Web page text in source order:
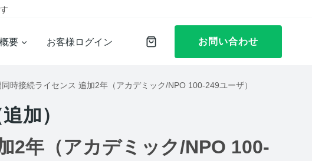
要 お客様ログイン お問い合わせ
時接続ライセンス 追加2年（アカデミック/NPO 100-249ユーザ）
加）
2年（アカデミック/NPO 100-